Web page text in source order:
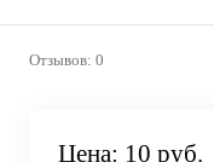
Отзывов: 0
Цена: 10 руб.